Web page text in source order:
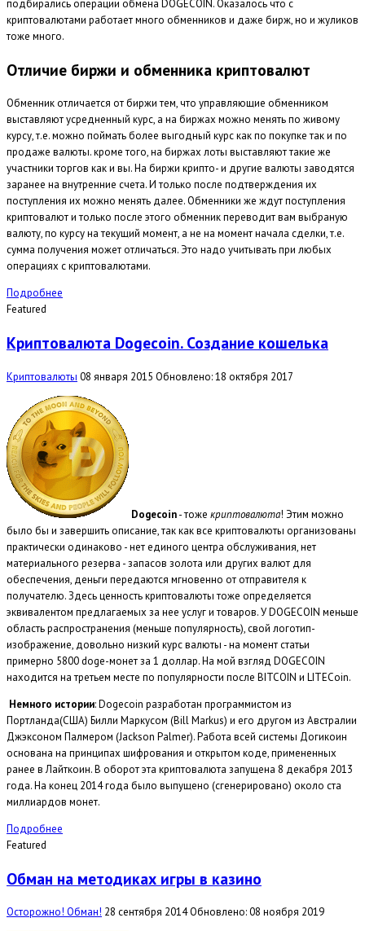
подбирались операции обмена DOGECOIN. Оказалось что с
криптовалютами работает много обменников и даже бирж, но и жуликов
тоже много.
Отличие биржи и обменника криптовалют
Обменник отличается от биржи тем, что управляющие обменником
выставляют усредненный курс, а на биржах можно менять по живому
курсу, т.е. можно поймать более выгодный курс как по покупке так и по
продаже валюты. кроме того, на биржах лоты выставляют такие же
участники торгов как и вы. На биржи крипто- и другие валюты заводятся
заранее на внутренние счета. И только после подтверждения их
поступления их можно менять далее. Обменники же ждут поступления
криптовалют и только после этого обменник переводит вам выбраную
валюту, по курсу на текущий момент, а не на момент начала сделки, т.е.
сумма получения может отличаться. Это надо учитывать при любых
операциях с криптовалютами.
Подробнее
Featured
Криптовалюта Dogecoin. Создание кошелька
Криптовалюты 08 января 2015 Обновлено: 18 октября 2017
Dogecoin- тоже криптовалюта! Этим можно
было бы и завершить описание, так как все криптовалюты организованы
практически одинаково - нет единого центра обслуживания, нет
материального резерва - запасов золота или других валют для
обеспечения, деньги передаются мгновенно от отправителя к
получателю. Здесь ценность криптовалюты тоже определяется
эквивалентом предлагаемых за нее услуг и товаров. У DOGECOIN меньше
область распространения (меньше популярность), свой логотип-
изображение, довольно низкий курс валюты - на момент статьи
примерно 5800 doge-монет за 1 доллар. На мой взгляд DOGECOIN
находится на третьем месте по популярности после BITCOIN и LITECoin.
Немного истории: Dogecoin разработан программистом из
Портланда(США) Билли Маркусом (Bill Markus) и его другом из Австралии
Джэксоном Палмером (Jackson Palmer). Работа всей системы Догикоин
основана на принципах шифрования и открытом коде, примененных
ранее в Лайткоин. В оборот эта криптовалюта запущена 8 декабря 2013
года. На конец 2014 года было выпущено (сгенерировано) около ста
миллиардов монет.
Подробнее
Featured
Обман на методиках игры в казино
Осторожно! Обман! 28 сентября 2014Обновлено: 08 ноября 2019